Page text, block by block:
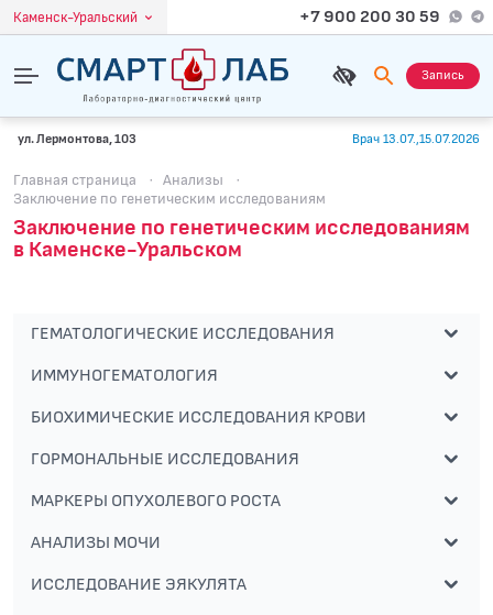
Каменск-Уральский +7 900 200 30 59
Запись
ул. Лермонтова, 103 Врач 13.07.,15.07.2026
Главная страница · Анализы
·
Заключение по генетическим исследованиям
Заключение по генетическим исследованиям
в Каменске-Уральском
ГЕМАТОЛОГИЧЕСКИЕ ИССЛЕДОВАНИЯ
ИММУНОГЕМАТОЛОГИЯ
БИОХИМИЧЕСКИЕ ИССЛЕДОВАНИЯ КРОВИ
ГОРМОНАЛЬНЫЕ ИССЛЕДОВАНИЯ
МАРКЕРЫ ОПУХОЛЕВОГО РОСТА
АНАЛИЗЫ МОЧИ
ИССЛЕДОВАНИЕ ЭЯКУЛЯТА